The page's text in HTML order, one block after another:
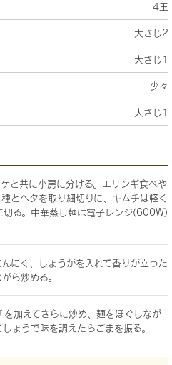
4玉
大さじ2
大さじ1
少々
大さじ1
と共に小房に分ける。エリンギ食べや
とヘタを取り細切りに、キムチは軽く
切る。中華蒸し麺は電子レンジ(600W)
にく、しょうがを入れて香りが立った
ら炒める。
を加えてさらに炒め、麺をほぐしなが
ょうで味を調えたらごまを振る。